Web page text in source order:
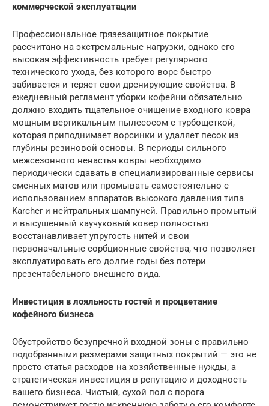
коммерческой эксплуатации
Профессиональное грязезащитное покрытие
рассчитано на экстремальные нагрузки, однако его
высокая эффективность требует регулярного
технического ухода, без которого ворс быстро
забивается и теряет свои дренирующие свойства. В
ежедневный регламент уборки кофейни обязательно
должно входить тщательное очищение входного ковра
мощным вертикальным пылесосом с турбощеткой,
которая приподнимает ворсинки и удаляет песок из
глубины резиновой основы. В периоды сильного
межсезонного ненастья ковры необходимо
периодически сдавать в специализированные сервисы
сменных матов или промывать самостоятельно с
использованием аппаратов высокого давления типа
Karcher и нейтральных шампуней. Правильно промытый
и высушенный каучуковый ковер полностью
восстанавливает упругость нитей и свои
первоначальные сорбционные свойства, что позволяет
эксплуатировать его долгие годы без потери
презентабельного внешнего вида.
Инвестиция в лояльность гостей и процветание
кофейного бизнеса
Обустройство безупречной входной зоны с правильно
подобранными размерами защитных покрытий — это не
просто статья расходов на хозяйственные нужды, а
стратегическая инвестиция в репутацию и доходность
вашего бизнеса. Чистый, сухой пол с порога